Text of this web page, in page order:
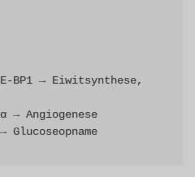
BP1 → Eiwitsynthese,
GLUT → Glucoseopname